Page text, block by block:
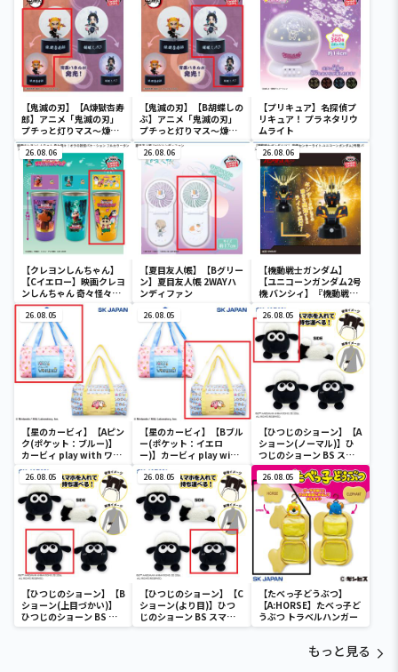
【鬼滅の刃】【A煉獄杏寿
郎】アニメ「鬼滅の刃」
プチっと灯りマス～煉獄
杏寿郎・胡蝶しのぶ～
【鬼滅の刃】【B胡蝶しの
ぶ】アニメ「鬼滅の刃」
プチっと灯りマス～煉獄
杏寿郎・胡蝶しのぶ～
【プリキュア】名探偵プ
リキュア！ プラネタリウ
ムライト
26.08.06
【クレヨンしんちゃん】
【Cイエロー】映画クレヨ
ンしんちゃん 奇々怪々！
オラの妖怪バケ～ション
フルカラータンブラー
26.08.06
【夏目友人帳】【Bグリー
ン】夏目友人帳 2WAYハ
ンディファン
26.08.06
【機動戦士ガンダム】
【ユニコーンガンダム2号
機 バンシィ】『機動戦士
ーライト-ユニコーンガン
ダム2号機 バンシィ（デ
ストロイモード）-
26.08.05
【星のカービィ】【Aピン
ク(ポケット：ブルー)】
カービィ play with ワド
ルディ ボストンバッグ
26.08.05
【星のカービィ】【Bブル
ー(ポケット：イエロ
ー)】カービィ play with
ワドルディ ボストンバッ
グ
26.08.05
【ひつじのショーン】【A
ショーン(ノーマル)】ひ
つじのショーン BS スマ
ホショーンルダー
26.08.05
【ひつじのショーン】【B
ショーン(上目づかい)】
ひつじのショーン BS ス
マホショーンルダー
26.08.05
【ひつじのショーン】【C
ショーン(より目)】ひつ
じのショーン BS スマホ
ショーンルダー
26.08.05
【たべっ子どうぶつ】
【A:HORSE】たべっ子ど
うぶつ トラベルハンガー
もっと見る